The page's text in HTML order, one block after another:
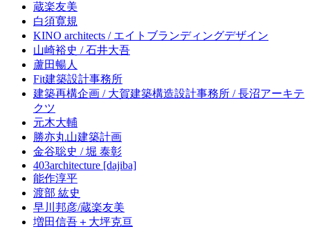
蔵楽友美
白須寛規
KINO architects / エイトブランディングデザイン
山崎裕史 / 石井大吾
蘆田暢人
Fit建築設計事務所
建築再構企画 / 大賀建築構造設計事務所 / 長沼アーキテ
クツ
元木大輔
勝亦丸山建築計画
金谷聡史 / 堀 泰彰
403architecture [dajiba]
能作淳平
渡部 紘史
早川邦彦/蔵楽友美
増田信吾＋大坪克亘